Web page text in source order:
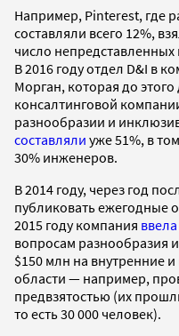
Например, Pinterest, где
составляли всего 12%,
число непредставленных
В 2016 году отдел D&I в
Морган, которая до
консалтинговой
разнообразии и
составляли уже 51%, в
30% инженеров.
В 2014 году, через год
публиковать ежегодные
2015 году компания ввела
вопросам разнообразия
$150 млн на внутренние
области — например,
предвзятостью (их
то есть 30 000 человек).